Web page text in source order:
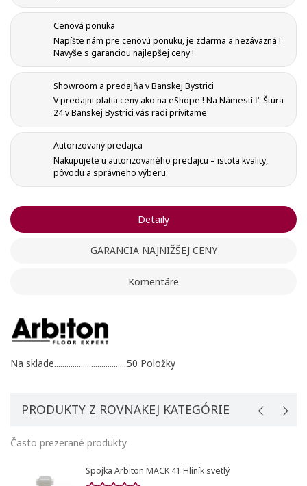
Cenová ponuka
Napíšte nám pre cenovú ponuku, je zdarma a nezáväzná !
Navyše s garanciou najlepšej ceny !
Showroom a predajňa v Banskej Bystrici
V predajni platia ceny ako na eShope ! Na Námestí Ľ. Štúra
24 v Banskej Bystrici vás radi privítame
Autorizovaný predajca
Nakupujete u autorizovaného predajcu – istota kvality,
pôvodu a správneho výberu.
Detaily
GARANCIA NAJNIŽŠEJ CENY
Komentáre
Na sklade 50 Položky
PRODUKTY Z ROVNAKEJ KATEGÓRIE
Často prezerané produkty
Spojka Arbiton MACK 41 Hliník svetlý
Pridať do obľúbených
add_circle_outlineVytvoriť nový zoznam
Vytvoriť zoznam želaní
Meno zoznamu
Vytvoriť zoznam želaní
Registrovať sa
Na vytvorenie zoznamu želaných produktov je potrebné
prihlásiť sa.
Registrovať sa Ukončiť